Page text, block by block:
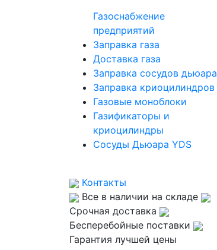
Газоснабжение
предприятий
Заправка газа
Доставка газа
Заправка сосудов дьюара
Заправка криоцилиндров
Газовые моноблоки
Газификаторы и
криоцилиндры
Сосуды Дьюара YDS
Контакты
Все в наличии на складе
Срочная доставка
Бесперебойные поставки
Гарантия лучшей цены